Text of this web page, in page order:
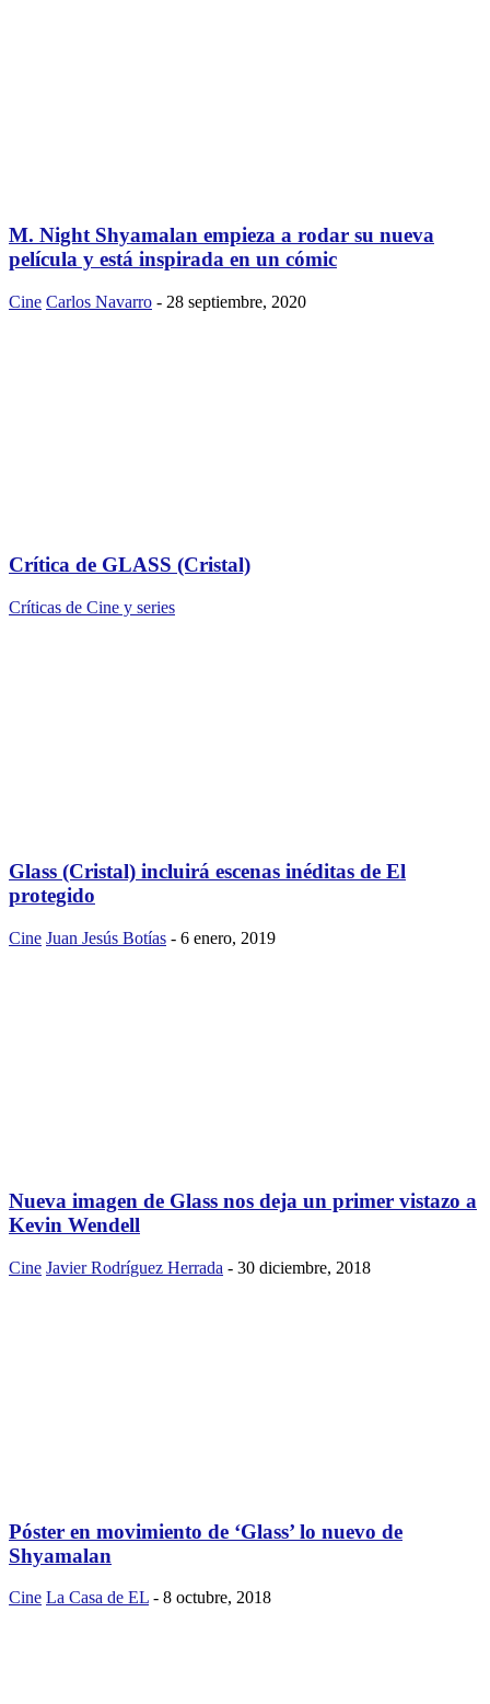
M. Night Shyamalan empieza a rodar su nueva
película y está inspirada en un cómic
Cine Carlos Navarro - 28 septiembre, 2020
Crítica de GLASS (Cristal)
Críticas de Cine y series
Glass (Cristal) incluirá escenas inéditas de El
protegido
Cine Juan Jesús Botías - 6 enero, 2019
Nueva imagen de Glass nos deja un primer vistazo a
Kevin Wendell
Cine Javier Rodríguez Herrada - 30 diciembre, 2018
Póster en movimiento de ‘Glass’ lo nuevo de
Shyamalan
Cine La Casa de EL - 8 octubre, 2018